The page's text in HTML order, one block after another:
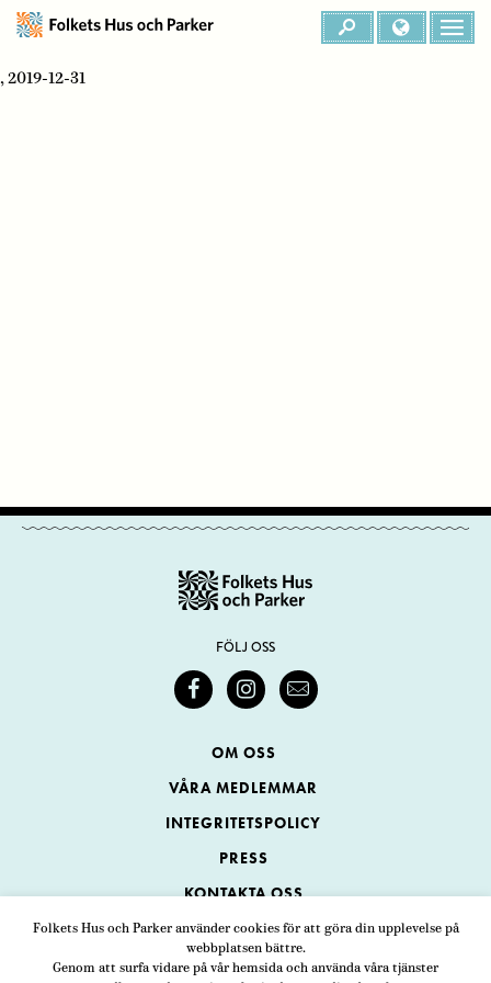
Folkets Hus och Parker använder cookies för att göra din upplevelse på
webbplatsen bättre.
Genom att surfa vidare på vår hemsida och använda våra tjänster
, 2019-12-31
FÖLJ OSS
OM OSS
VÅRA MEDLEMMAR
INTEGRITETSPOLICY
PRESS
KONTAKTA OSS
Folkets Hus och Parker